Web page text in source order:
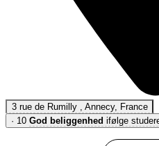
3 rue de Rumilly , Annecy, France
· 10 God beliggenhed ifølge